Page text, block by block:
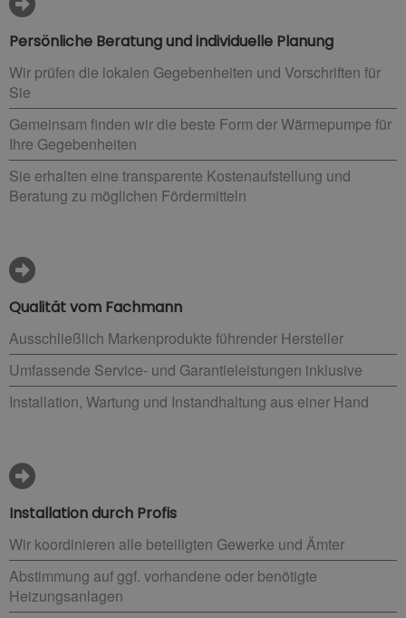
Persönliche Beratung und individuelle Planung
Wir prüfen die lokalen Gegebenheiten und Vorschriften für
Sie
Gemeinsam finden wir die beste Form der Wärmepumpe für
Ihre Gegebenheiten
Sie erhalten eine transparente Kostenaufstellung und
Beratung zu möglichen Fördermitteln
Qualität vom Fachmann
Ausschließlich Markenprodukte führender Hersteller
Umfassende Service- und Garantieleistungen inklusive
Installation, Wartung und Instandhaltung aus einer Hand
Installation durch Profis
Wir koordinieren alle beteiligten Gewerke und Ämter
Abstimmung auf ggf. vorhandene oder benötigte
Heizungsanlagen